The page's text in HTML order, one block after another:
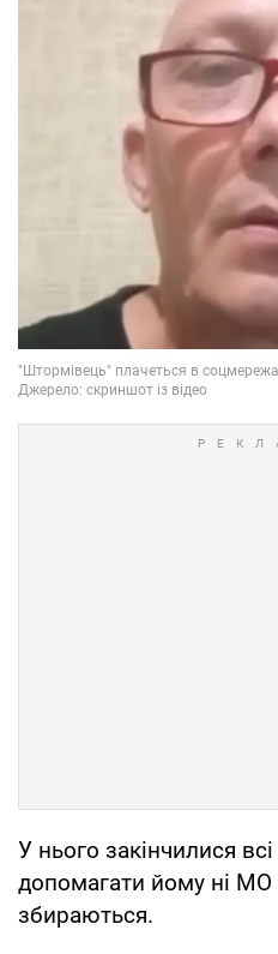
У нього закінчилися
допомагати йому ні
збираються.